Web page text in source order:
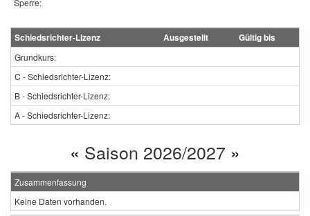
Sperre:
Schiedsrichter-Lizenz Ausgestellt Gültig bis
Grundkurs:
C - Schiedsrichter-Lizenz:
B - Schiedsrichter-Lizenz:
A - Schiedsrichter-Lizenz:
« Saison 2026/2027 »
Zusammenfassung
Keine Daten vorhanden.